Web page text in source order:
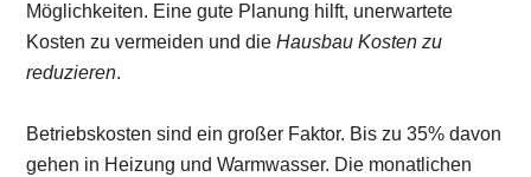
Möglichkeiten. Eine gute Planung hilft, unerwartete
Kosten zu vermeiden und dieHausbau Kosten zu
reduzieren.
Betriebskosten sind ein großer Faktor. Bis zu 35% davon
gehen in Heizung und Warmwasser. Die monatlichen